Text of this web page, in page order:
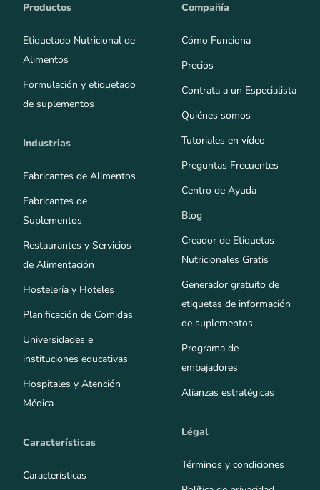
Productos
Etiquetado Nutricional de
Alimentos
Formulación y etiquetado
de suplementos
Industrias
Fabricantes de Alimentos
Fabricantes de
Suplementos
Restaurantes y Servicios
de Alimentación
Hostelería y Hoteles
Planificación de Comidas
Universidades e
instituciones educativas
Hospitales y Atención
Médica
Características
Características
Compañía
Cómo Funciona
Precios
Contrata a un Especialista
Quiénes somos
Tutoriales en vídeo
Preguntas Frecuentes
Centro de Ayuda
Blog
Creador de Etiquetas
Nutricionales Gratis
Generador gratuito de
etiquetas de información
de suplementos
Programa de
embajadores
Alianzas estratégicas
Légal
Términos y condiciones